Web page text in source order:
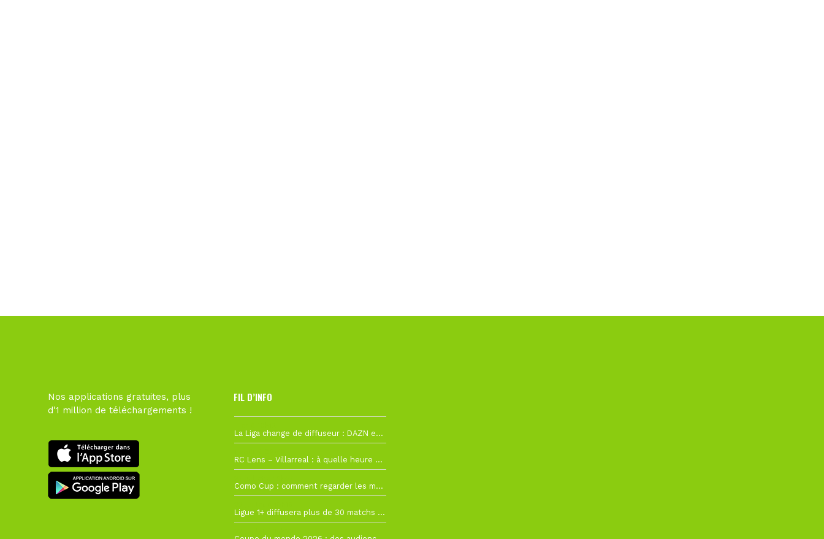
Nos applications gratuites, plus
d'1 million de téléchargements !
FIL D’INFO
La Liga change de diffuseur : DAZN et Disney+ remplacent beIN Sports !
RC Lens – Villarreal : à quelle heure et sur quelle chaîne voir la finale de la Como Cup ?
Como Cup : comment regarder les matchs du RC Lens en direct ?
Ligue 1+ diffusera plus de 30 matchs amicaux avant la reprise de la Ligue 1